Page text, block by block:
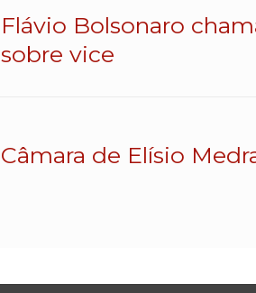
Flávio Bolsonaro
sobre vice
Câmara de Elísio